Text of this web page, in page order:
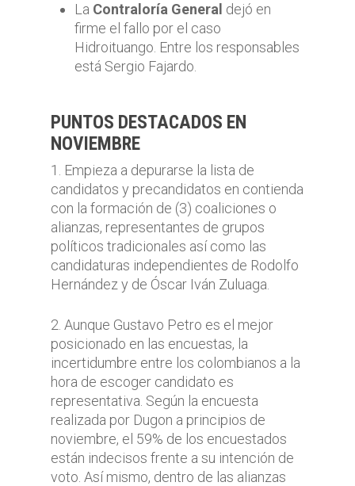
La Contraloría General dejó en
firme el fallo por el caso
Hidroituango. Entre los responsables
está Sergio Fajardo.
PUNTOS DESTACADOS EN
NOVIEMBRE
1. Empieza a depurarse la lista de
candidatos y precandidatos en contienda
con la formación de (3) coaliciones o
alianzas, representantes de grupos
políticos tradicionales así como las
candidaturas independientes de Rodolfo
Hernández y de Óscar Iván Zuluaga.
2. Aunque Gustavo Petro es el mejor
posicionado en las encuestas, la
incertidumbre entre los colombianos a la
hora de escoger candidato es
representativa. Según la encuesta
realizada por Dugon a principios de
noviembre, el 59% de los encuestados
están indecisos frente a su intención de
voto. Así mismo, dentro de las alianzas